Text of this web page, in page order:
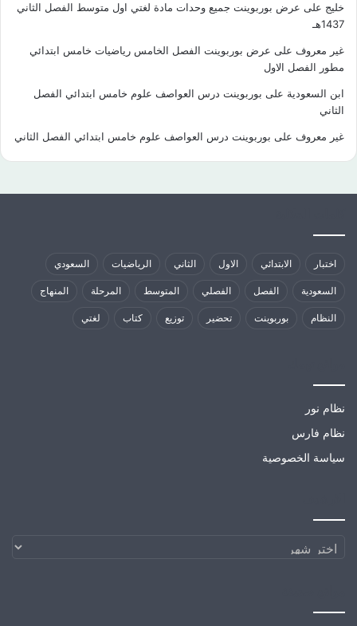
خليج على عرض بوربوينت جميع وحدات مادة لغتي اول متوسط الفصل الثاني
1437هـ
غير معروف على عرض بوربوينت الفصل الخامس رياضيات خامس ابتدائي
مطور الفصل الاول
ابن السعودية على بوربوينت درس العواصف علوم خامس ابتدائي الفصل
الثاني
غير معروف على بوربوينت درس العواصف علوم خامس ابتدائي الفصل الثاني
اختبار الابتدائي الاول الثاني الرياضيات السعودي
السعودية الفصل الفصلي المتوسط المرحلة المنهاج
النظام بوربوينت تحضير توزيع كتاب لغتي
نظام نور
نظام فارس
سياسة الخصوصية
الارشيف